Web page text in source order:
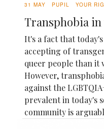
31 MAY PUPIL YOUR
Transphobia in
It's a fact that
accepting of
queer people than it
However,
against the
prevalent in today's
community is